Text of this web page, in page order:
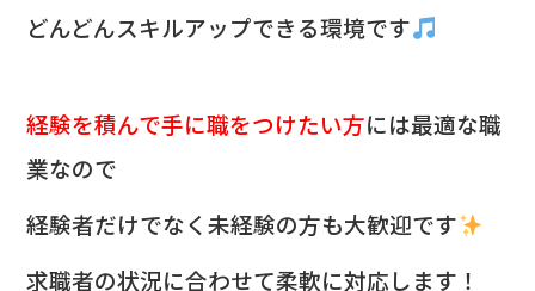
どんどんスキルアップできる環境です
経験を積んで手に職をつけたい方には最適な職
業なので
経験者だけでなく未経験の方も大歓迎です
求職者の状況に合わせて柔軟に対応します！